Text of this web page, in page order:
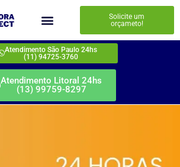
Solicite um
orçameto!
Atendimento São Paulo 24hs
(11) 94725-3760
Atendimento Litoral 24hs
(13) 99759-8297